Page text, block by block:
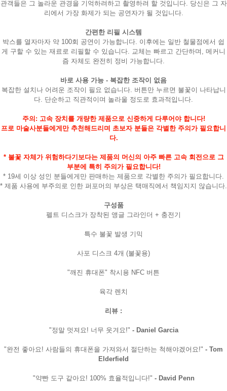
관객들은 그 놀라운 관경을 기억하려하고 촬영하려 할 것입니다. 당신은 그 자
리에서 가장 화제가 되는 공연자가 될 것입니다.
간편한 리필 시스템
박스를 열자마자 약 100회 공연이 가능합니다. 이후에는 일반 철물점에서 쉽
게 구할 수 있는 재료로 리필할 수 있습니다. 교체는 빠르고 간단하며, 메커니
즘 자체도 완전히 정비 가능합니다.
바로 사용 가능 - 복잡한 조작이 없음
복잡한 설치나 어려운 조작이 필요 없습니다. 버튼만 누르면 불꽃이 나타납니
다. 단순하고 직관적이며 놀라울 정도로 효과적입니다.
주의: 고속 장치를 개량한 제품으로 신중하게 다루어야 합니다!
프로 마술사분들에게만 추천해드리며 초보자 분들은 각별한 주의가 필요합니
다.
* 불꽃 자체가 위험하다기보다는 제품의 머신의 아주 빠른 고속 회전으로 그
부분에 특히 주의가 필요합니다!
* 19세 이상 성인 분들에게만 판매하는 제품으로 각별한 주의가 필요합니다.
* 제품 사용에 부주의로 인한 퍼포머의 부상은 택매직에서 책임지지 않습니다.
구성품
펠트 디스크가 장착된 앵글 그라인더 + 충전기
특수 불꽃 발생 기믹
사포 디스크 4개 (불꽃용)
"깨진 휴대폰" 착시용 NFC 버튼
육각 렌치
리뷰 :
"정말 멋져요! 너무 웃겨요!" - Daniel Garcia
"완전 좋아요! 사람들의 휴대폰을 가져와서 절단하는 척해야겠어요!" - Tom
Elderfield
"약빤 도구 같아요! 100% 효율적입니다!" - David Penn